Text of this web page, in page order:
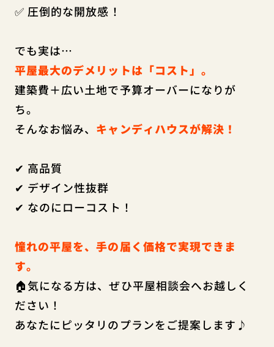
✅ 圧倒的な開放感！
でも実は…
平屋最大のデメリットは「コスト」。
建築費＋広い土地で予算オーバーになりが
ち。
そんなお悩み、 キャンディハウスが解決！
✔ 高品質
✔ デザイン性抜群
✔ なのにローコスト！
憧れの平屋を、手の届く価格で実現できま
す。
🏠気になる方は、ぜひ平屋相談会へお越しく
ださい！
あなたにピッタリのプランをご提案します♪